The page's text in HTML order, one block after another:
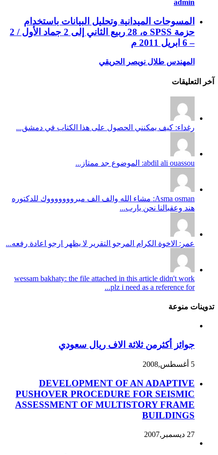
admin
المسوحات الميدانية وتحليل البيانات باستخدام
حزمة SPSS ه، 28 ربيع الثاني إلى 2 جماد الأول / 2
– 6 ابريل 2011 م
المهندس طلال نويصر الحريقي
آخر التعليقات
رغداء: كيف يمكنني الحصول على هذا الكتاب في دمشق...
abdil ali ouassou: الموضوع جد ممتاز...
Asma osman: مشاء الله والف الف مبروووووووك للدكتوره
هند وعقبالنا نحن يارب...
عمر: الاخوة الكرام المرجو التقرير لا يظهر ارجو اعادة رفعه...
wessam bakhaty: the file attached in this article didn't work
plz i need as a reference for...
تدوينات منوعة
جوائز أكثرمن ثلاثة الاف ريال سعودي
5 أغسطس,2008
DEVELOPMENT OF AN ADAPTIVE
PUSHOVER PROCEDURE FOR SEISMIC
ASSESSMENT OF MULTISTORY FRAME
BUILDINGS
27 ديسمبر,2007